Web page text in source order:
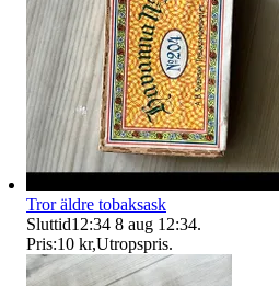
Tror äldre tobaksask
Sluttid12:34 8 aug 12:34.
Pris:10 kr,Utropspris.